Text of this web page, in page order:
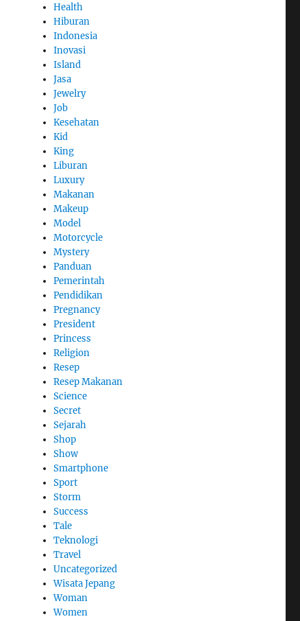
Health
Hiburan
Indonesia
Inovasi
Island
Jasa
Jewelry
Job
Kesehatan
Kid
King
Liburan
Luxury
Makanan
Makeup
Model
Motorcycle
Mystery
Panduan
Pemerintah
Pendidikan
Pregnancy
President
Princess
Religion
Resep
Resep Makanan
Science
Secret
Sejarah
Shop
Show
Smartphone
Sport
Storm
Success
Tale
Teknologi
Travel
Uncategorized
Wisata Jepang
Woman
Women